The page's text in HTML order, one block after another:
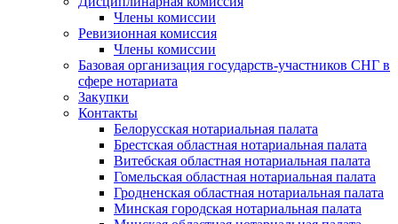
Члены комиссии
Ревизионная комиссия
Члены комиссии
Базовая организация государств-участников СНГ в
сфере нотариата
Закупки
Контакты
Белорусская нотариальная палата
Брестская областная нотариальная палата
Витебская областная нотариальная палата
Гомельская областная нотариальная палата
Гродненская областная нотариальная палата
Минская городская нотариальная палата